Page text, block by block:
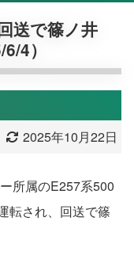
送で篠ノ井
4）
2025年10月22日
所属のE257系500
転され、回送で篠